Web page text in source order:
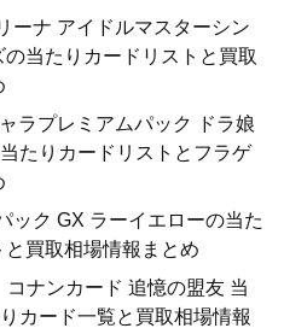
ーナ アイドルマスターシン
当たりカードリストと買取
ラプレミアムパック ドラ娘
たりカードリストとフラゲ
ック GX ラーイエローの当た
と買取相場情報まとめ
コナンカード 追憶の盟友 当
カード一覧と買取相場情報